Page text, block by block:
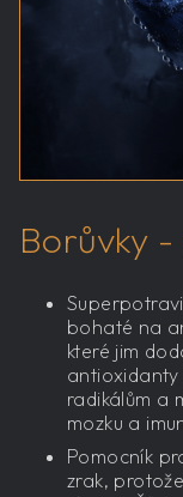
Borůvky
bohaté na
které jim
radikálům a
mozku a
Pomocník
zrak,